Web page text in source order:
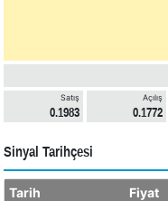
Satış
0.1983
Açılış
0.1772
Sinyal Tarihçesi
Tarih Fiyat